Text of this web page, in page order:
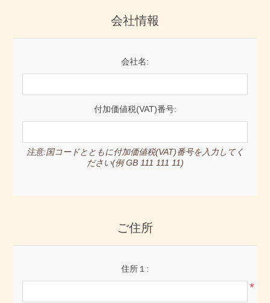
会社情報
会社名:
付加価値税(VAT)番号:
注意:国コードとともに付加価値税(VAT)番号を入力してく
ださい(例 GB 111 111 11)
ご住所
住所１:
*